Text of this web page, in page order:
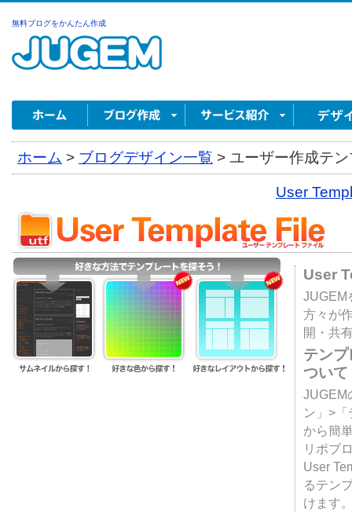
無料ブログをかんたん作成
ホーム > ブログデザイン一覧 > ユーザー作成テ
User
User
JUGEM
方々が
開・共
テン
ついて
JUGEM
ン」>
から簡
リポブ
User
るテン
けます